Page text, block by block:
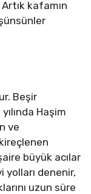
kafamın
Beşir
Haşim
ve
büyük acılar
denenir,
uzun süre